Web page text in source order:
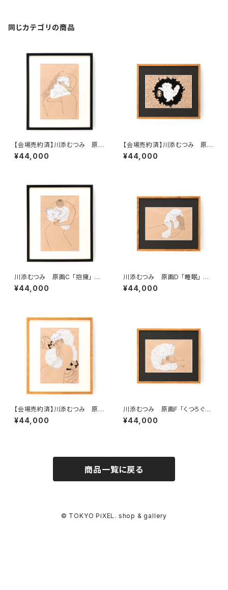
同じカテゴリの商品
【会場売約済】川添むつみ 原画
A 「休息」 額装込み、直筆サイン
入り
¥44,000
【会場売約済】川添むつみ 原画
B 「発見」 額装込み、直筆サイン
入り
¥44,000
川添むつみ 原画C 「抱擁」 額
装込み、直筆サイン入り
¥44,000
川添むつみ 原画D 「睡眠」 額
装込み、直筆サイン入り
¥44,000
【会場売約済】川添むつみ 原画
E 「ひとやすみ」 額装込み、直筆
サイン入り
¥44,000
川添むつみ 原画F 「くつろぐ」
額装込み、直筆サイン入り
¥44,000
商品一覧に戻る
© TOKYO PiXEL. shop & gallery